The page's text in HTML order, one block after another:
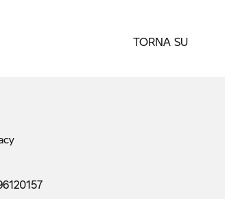
TORNA SU